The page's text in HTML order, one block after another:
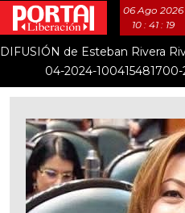
06 Ago 2026
10 : 41 : 20
DIFUSIÓN de Esteban Rivera
04-2024-100415481700-